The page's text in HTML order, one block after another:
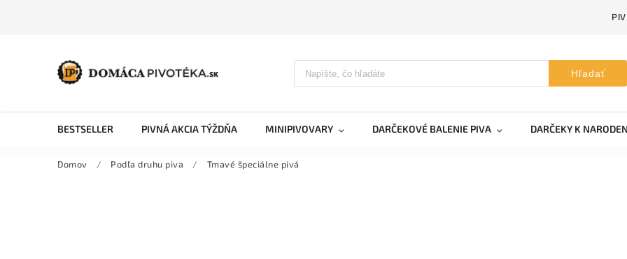
Hľadať
BESTSELLER PIVNÁ AKCIA TÝŽDŇA MINIPIVOVARY DARČEKOVÉ BALENIE PIVA DARČEKY K
Domov / Podľa druhu piva / Tmavé špeciálne pivá